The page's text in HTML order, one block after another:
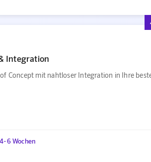
Integration
Concept mit nahtloser Integration in Ihre
6 Wochen